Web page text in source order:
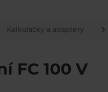
Kalkulačky a adaptéry
FC 100 V